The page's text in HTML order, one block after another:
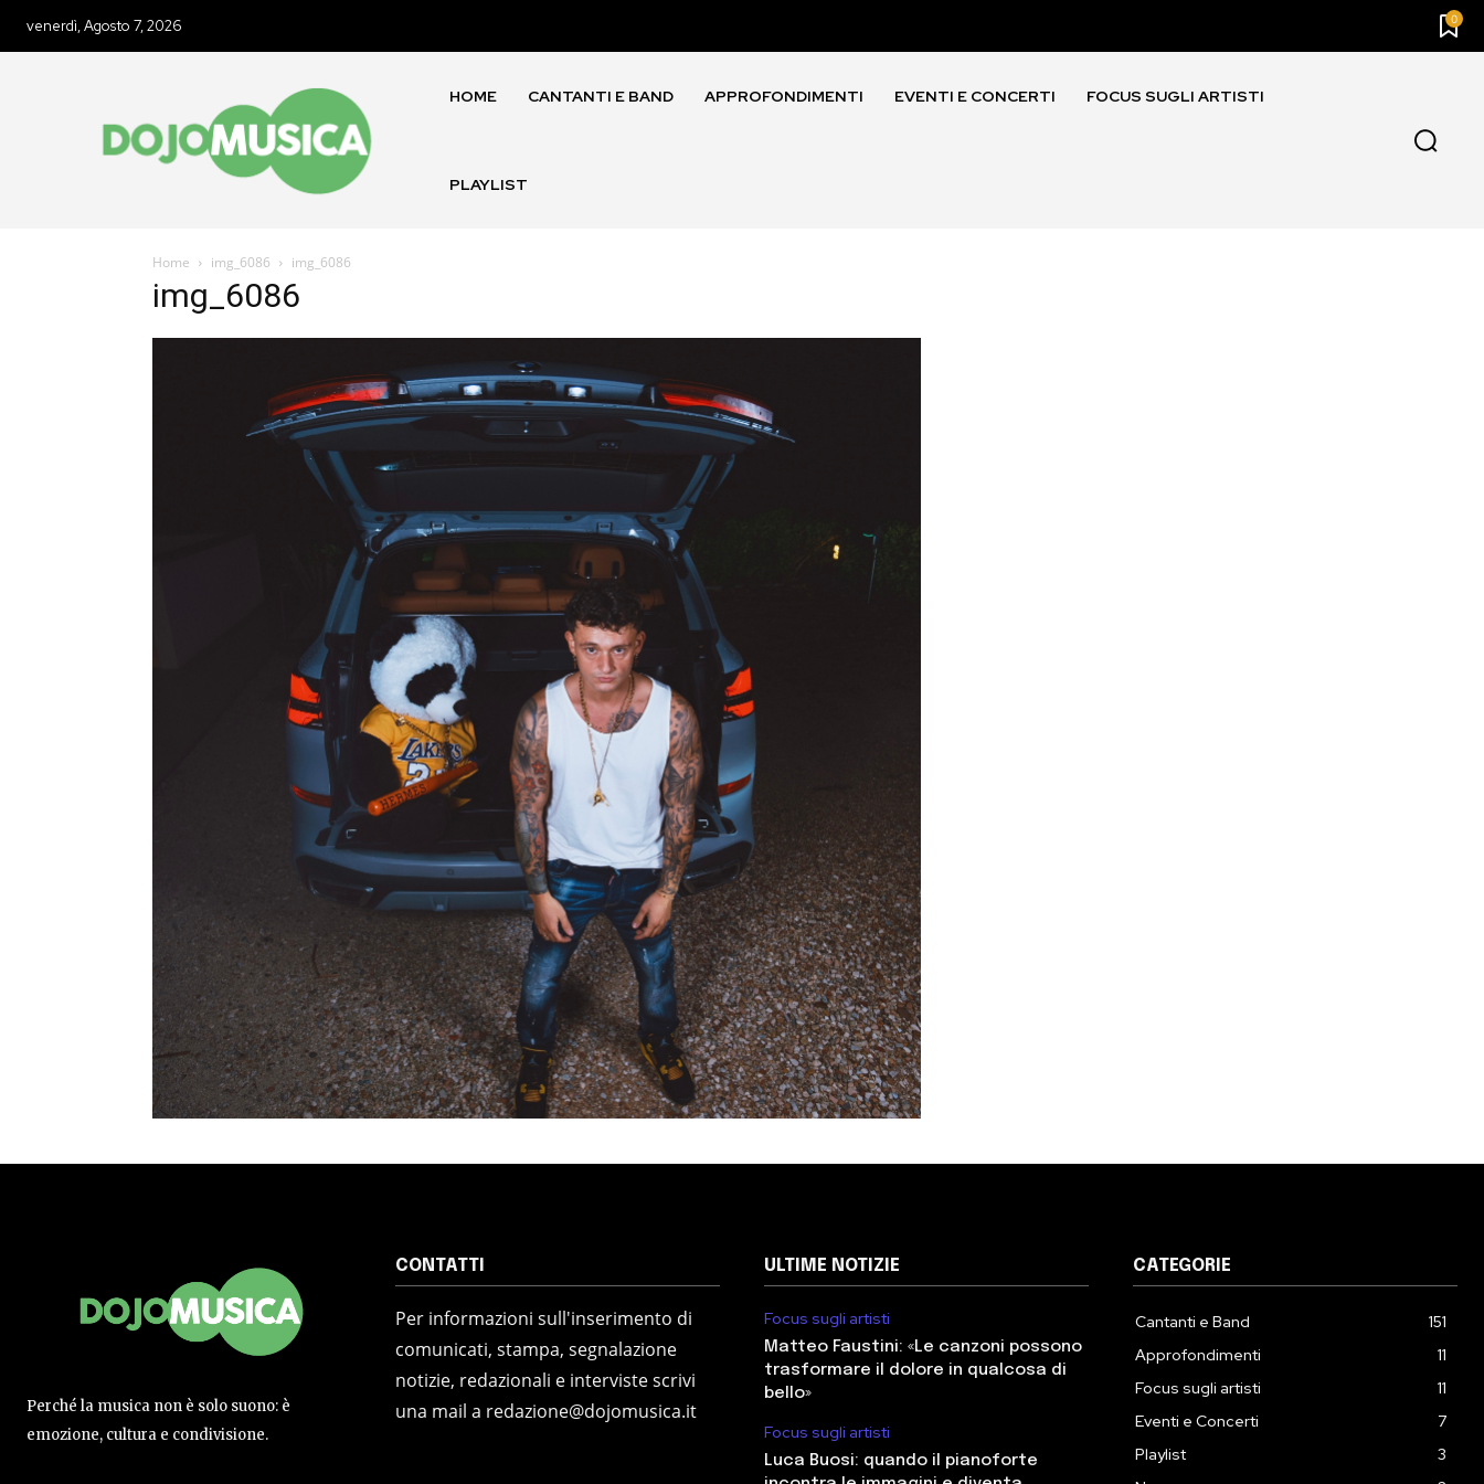
venerdì, Agosto 7, 2026 0
HOME CANTANTI E BAND APPROFONDIMENTI EVENTI E CONCERTI FOCUS SUGLI ARTISTI
PLAYLIST
Home img_6086 img_6086
img_6086
Perché la musica non è solo suono: è
emozione, cultura e condivisione.
CONTATTI
Per informazioni sull'inserimento di
comunicati, stampa, segnalazione
notizie, redazionali e interviste scrivi
una mail a redazione@dojomusica.it
ULTIME NOTIZIE
Focus sugli artisti
Matteo Faustini: «Le canzoni possono
trasformare il dolore in qualcosa di
bello»
Focus sugli artisti
Luca Buosi: quando il pianoforte
CATEGORIE
Cantanti e Band
151
Approfondimenti
11
Focus sugli artisti
11
Eventi e Concerti
7
Playlist
3